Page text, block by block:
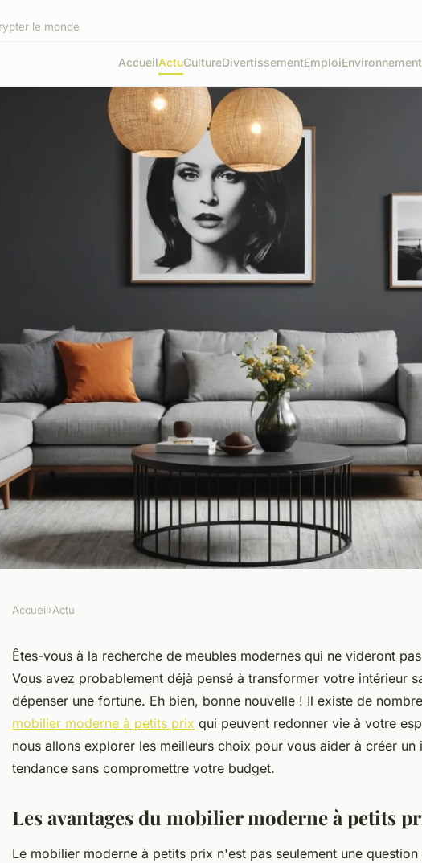
le monde
AccueilActuCultureDivertissementEmploiEnvironnement
mobilier moderne à
votre intérieur
Accueil›Actu
Êtes-vous à la recherche de meubles modernes qui ne videront
Vous avez probablement déjà pensé à transformer votre intérieur
dépenser une fortune. Eh bien, bonne nouvelle ! Il existe de
mobilier moderne à petits prix qui peuvent redonner vie à votre
nous allons explorer les meilleurs choix pour vous aider à créer un
tendance sans compromettre votre budget.
Les avantages du mobilier moderne à petits
Le mobilier moderne à petits prix n'est pas seulement une